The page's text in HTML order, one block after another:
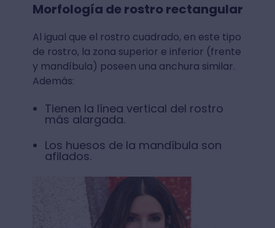
Morfología de rostro rectangular
Al igual que el rostro cuadrado, en este tipo
de rostro, la zona superior e inferior (frente
y mandíbula) poseen una anchura similar.
Además:
Tienen la línea vertical del rostro
más alargada.
Los huesos de la mandíbula son
afilados.